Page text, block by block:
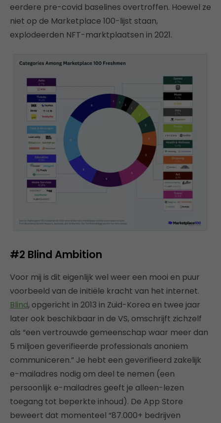
eerdere pre-covid baselines overtroffen. Hoewel ze
niet op de Marketplace 100-lijst staan,
explodeerden NFT-marktplaatsen in 2021.
#2 Blind Ambition
Voor mij is dit eigenlijk wel weer een mooi en puur
voorbeeld van de initiële kracht van het internet.
Blind, opgericht in 2013 in Zuid-Korea en twee jaar
later ook beschikbaar in de VS, omschrijft zichzelf
als “een vertrouwde gemeenschap waar meer dan
5 miljoen geverifieerde professionals anoniem
communiceren.” Je hebt een geverifieerd zakelijk
e-mailadres nodig om deel te nemen (een
persoonlijk e-mailadres geeft je alleen-lezen
toegang tot beperkte inhoud). De App Store
beweert dat momenteel “87.000+ bedrijven